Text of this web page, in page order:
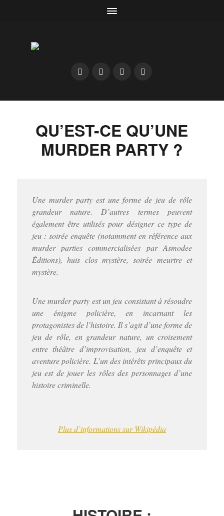
QU’EST-CE QU’UNE
MURDER PARTY ?
Une murder party est une forme de jeu de rôle
grandeur nature. D’autres termes peuvent
également être utilisés pour désigner ce type de
jeu : soirée enquête (notamment en référence aux
murder parties commercialisées par Asmodee
Éditions), huis clos mystère, soirée meurtre et
mystère.
Une murder party est un jeu consistant à résoudre
une énigme policière, en incarnant les
protagonistes de l’histoire. Il s’agit d’une forme de
jeu de rôle, en grandeur nature, un croisement
entre théâtre d’improvisation, jeu d’enquête et
aventure policière. L’un des intérêts principaux du
jeu est de jouer les rôles des personnages d’une
histoire criminelle.
Plus d’informations sur Wikipédia